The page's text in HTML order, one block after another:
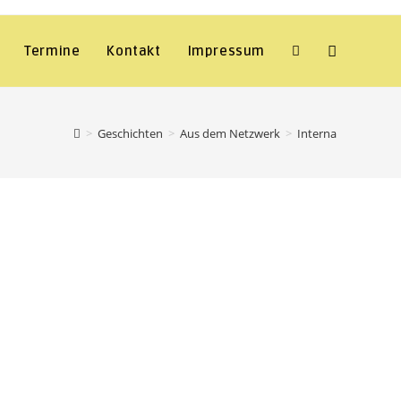
Termine Kontakt Impressum Website-
> Geschichten > Aus dem Netzwerk > Interna